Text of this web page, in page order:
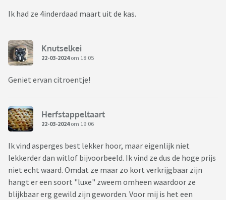
Ik had ze 4inderdaad maart uit de kas.
Knutselkei
22-03-2024om 18:05
Geniet ervan citroentje!
Herfstappeltaart
22-03-2024om 19:06
Ik vind asperges best lekker hoor, maar eigenlijk niet
lekkerder dan witlof bijvoorbeeld. Ik vind ze dus de hoge prijs
niet echt waard. Omdat ze maar zo kort verkrijgbaar zijn
hangt er een soort "luxe" zweem omheen waardoor ze
blijkbaar erg gewild zijn geworden. Voor mij is het een